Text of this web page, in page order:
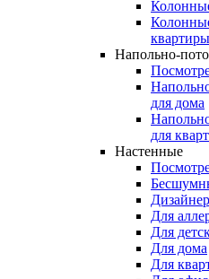
квартиры
Напольно-
для дома
для
Настенные
Для
Для
Для дома
Для